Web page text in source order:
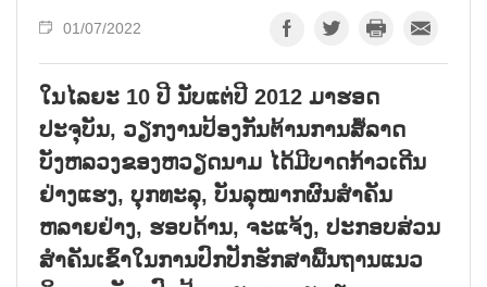
01/07/2022
ໃນໄລຍະ 10 ປີ ນັບແຕ່ປີ 2012 ມາຮອດ
ປະຈຸບັນ, ວຽກງານປ້ອງກັນຕ້ານການສໍ້ລາດ
ບັງຫລວງຂອງຫວຽດນາມ ໄດ້ມີບາດກ້າວເດີນ
ຢ່າງແຮງ, ບຸກທະລຸ, ບັນລຸໝາກຜົນສຳຄັນ
ຫລາຍຢ່າງ, ຮອບດ້ານ, ຈະແຈ້ງ, ປະກອບສ່ວນ
ສຳຄັນເຂົ້າໃນການປົກປັກຮັກສາພື້ນຖານແນວ